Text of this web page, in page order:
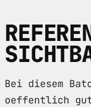
Bei diesem
oeffentlich gut